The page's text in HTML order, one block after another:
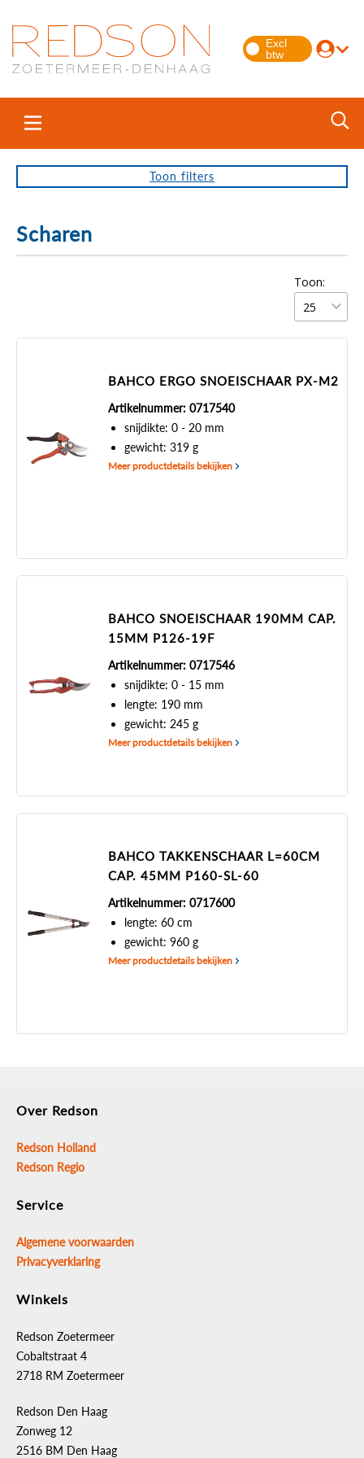
Toon filters
Scharen
Toon:
BAHCO ERGO SNOEISCHAAR PX-M2
Artikelnummer: 0717540
snijdikte: 0 - 20 mm
gewicht: 319 g
Meer productdetails bekijken
BAHCO SNOEISCHAAR 190MM CAP.
15MM P126-19F
Artikelnummer: 0717546
snijdikte: 0 - 15 mm
lengte: 190 mm
gewicht: 245 g
Meer productdetails bekijken
BAHCO TAKKENSCHAAR L=60CM
CAP. 45MM P160-SL-60
Artikelnummer: 0717600
lengte: 60 cm
gewicht: 960 g
Meer productdetails bekijken
Over Redson
Redson Holland
Redson Regio
Service
Algemene voorwaarden
Privacyverklaring
Winkels
Redson Zoetermeer
Cobaltstraat 4
2718 RM Zoetermeer
Redson Den Haag
Zonweg 12
2516 BM Den Haag